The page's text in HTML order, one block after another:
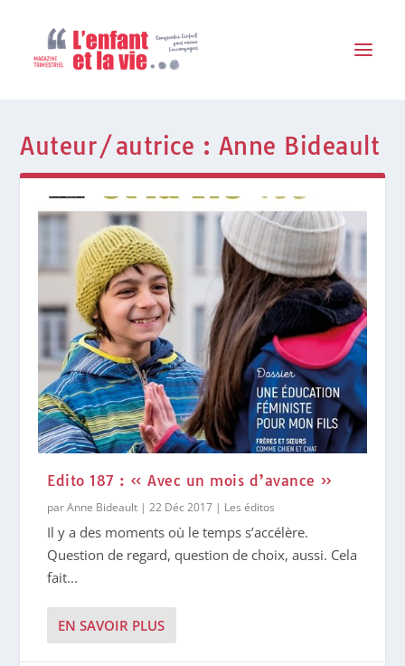
Auteur/autrice : Anne Bideault
Edito 187 : « Avec un mois d’avance »
parAnne Bideault |22 Déc 2017 | Les éditos
Il y a des moments où le temps s’accélère.
Question de regard, question de choix, aussi. Cela
fait...
EN SAVOIR PLUS